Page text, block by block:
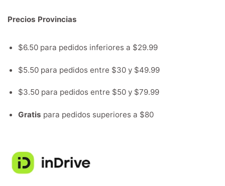
Precios Provincias
$6.50 para pedidos inferiores a $29.99
$5.50 para pedidos entre $30 y $49.99
$3.50 para pedidos entre $50 y $79.99
Gratis para pedidos superiores a $80